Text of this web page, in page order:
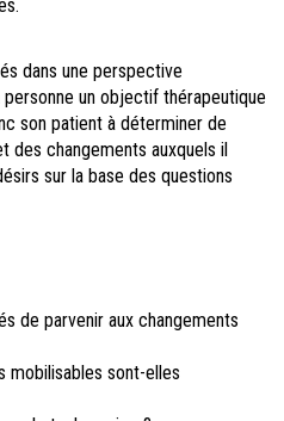
dans une perspective
un objectif thérapeutique
son patient à déterminer de
des changements auxquels il
sur la base des questions
de parvenir aux changements
mobilisables sont-elles